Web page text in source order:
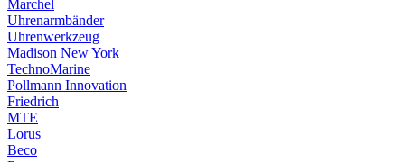
Marchel
Uhrenarmbänder
Uhrenwerkzeug
Madison New York
TechnoMarine
Pollmann Innovation
Friedrich
MTE
Lorus
Beco